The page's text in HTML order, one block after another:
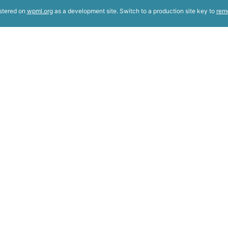
on wpml.orgas a development site. Switch to a production site key to